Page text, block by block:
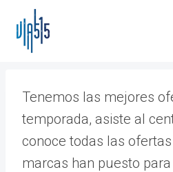
Saltar
contenido
Tenemos las mejores
temporada, asiste al
conoce todas las
marcas han puesto